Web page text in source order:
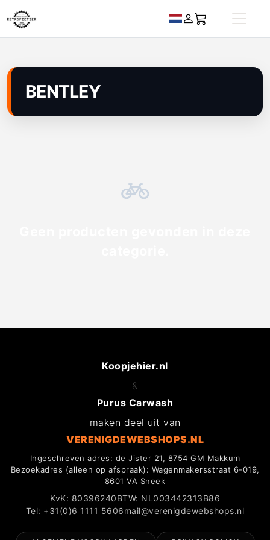
BENTLEY
Koopjehier.nl
&
Purus Carwash
maken deel uit van
VERENIGDEWEBSHOPS.NL
Ingeschreven adres: de Jister 21, 8754 GM Makkum
Bezoekadres (alleen op afspraak): Wagenmakersstraat 6-019,
8601 VA Sneek
KvK: 80396240BTW: NL003442313B86
Tel: +31(0)6 1111 5606mail@verenigdewebshops.nl